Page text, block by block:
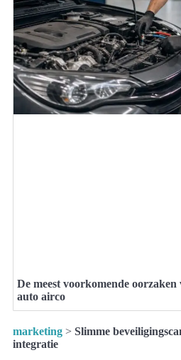
De meest voorkomende oorzaken
auto airco
marketing > Slimme
integratie